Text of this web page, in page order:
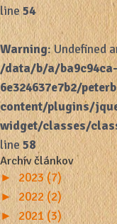
line54
Warning: Undefined
/data/b/a/
6e324637e7b2/
content/plugins/
widget/classes/
line58
Archív článkov
►
2023 (7)
► 2022 (2)
►
2021 (3)